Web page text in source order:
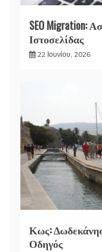
SEO Migration:
Ιστοσελίδας
22 Ιουνίου, 2026
Κως:
Οδηγός